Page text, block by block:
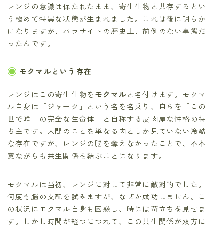
レンジの意識は保たれたまま、寄生生物と共存するとい
う極めて特異な状態が生まれました。これは後に明らか
になりますが、パラサイトの歴史上、前例のない事態だ
ったんです。
モクマルという存在
レンジはこの寄生生物をモクマル と名付けます。モクマ
ル自身は「ジャーク」という名を名乗り、自らを「この
世で唯一の完全な生命体」と自称する皮肉屋な性格の持
ち主です。人間のことを単なる肉としか見ていない冷酷
な存在ですが、レンジの脳を奪えなかったことで、不本
意ながらも共生関係を結ぶことになります。
モクマルは当初、レンジに対して非常に敵対的でした。
何度も脳の支配を試みますが、なぜか成功しません。こ
の状況にモクマル自身も困惑し、時には苛立ちを見せま
す。しかし時間が経つにつれて、この共生関係が双方に